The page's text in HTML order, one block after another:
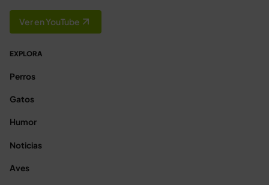
Ver en YouTube
EXPLORA
Perros
Gatos
Humor
Noticias
Aves